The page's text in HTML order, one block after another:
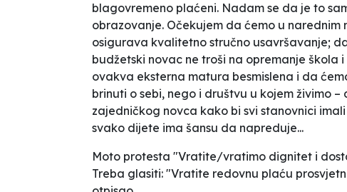
blagovremeno plaćeni. Nadam se da je to
obrazovanje. Očekujem da ćemo u
osigurava kvalitetno stručno usavršavanje;
budžetski novac ne troši na opremanje
ovakva eksterna matura besmislena i da
brinuti o sebi, nego i društvu u kojem živimo
zajedničkog novca kako bi svi stanovnici
svako dijete ima šansu da napreduje...
Moto protesta "Vratite/vratimo dignitet i
Treba glasiti: "Vratite redovnu plaću